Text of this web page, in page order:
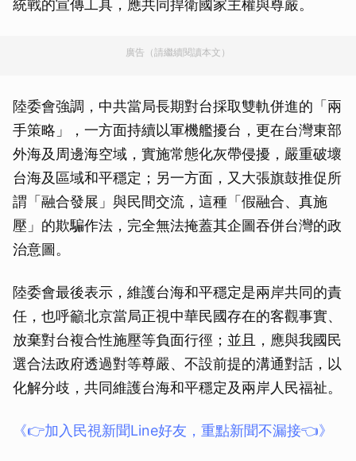
統戰的宣傳工具，應共同捍衛國家主權與尊嚴。
廣告（請繼續閱讀本文）
陸委會強調，中共當局長期對台採取雙軌併進的「兩
手策略」，一方面持續以軍機艦擾台，更在台灣東部
外海及周邊海空域，實施常態化灰帶侵擾，嚴重破壞
台海及區域和平穩定；另一方面，又大張旗鼓推促所
謂「融合發展」與民間交流，這種「假融合、真施
壓」的欺騙作法，完全無法掩蓋其企圖吞併台灣的政
治意圖。
陸委會最後表示，維護台海和平穩定是兩岸共同的責
任，也呼籲北京當局正視中華民國存在的客觀事實、
放棄對台複合性施壓等負面行徑；並且，應與我國民
選合法政府透過對等尊嚴、不設前提的溝通對話，以
化解分歧，共同維護台海和平穩定及兩岸人民福祉。
《👉加入民視新聞Line好友，重點新聞不漏接👈》